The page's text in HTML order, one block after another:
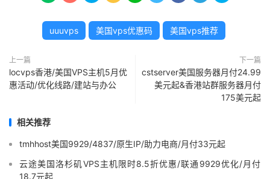
uuuvps 美国vps优惠码 美国vps推荐
上一篇
locvps香港/美国VPS主机5月优
惠活动/优化线路/建站与办公
下一篇
cstserver美国服务器月付24.99
美元起&香港站群服务器月付
175美元起
相关推荐
tmhhost美国9929/4837/原生IP/助力电商/月付33元起
云途美国洛杉矶VPS主机限时8.5折优惠/联通9929优化/月付
18.7元起